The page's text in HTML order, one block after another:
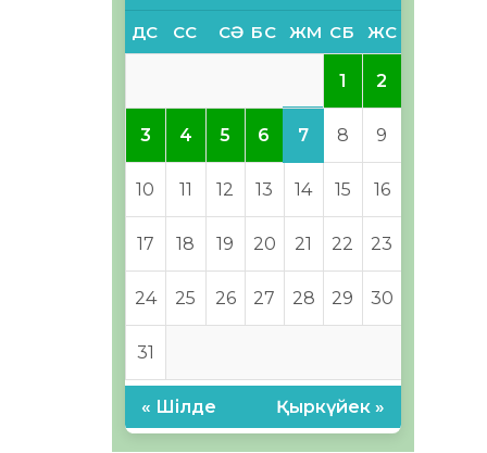
ДС СС СӘ БС ЖМ СБ ЖС
1 2
3 4 5 6 7 8 9
10 11 12 13 14 15 16
17 18 19 20 21 22 23
24 25 26 27 28 29 30
31
« Шілде Қыркүйек »